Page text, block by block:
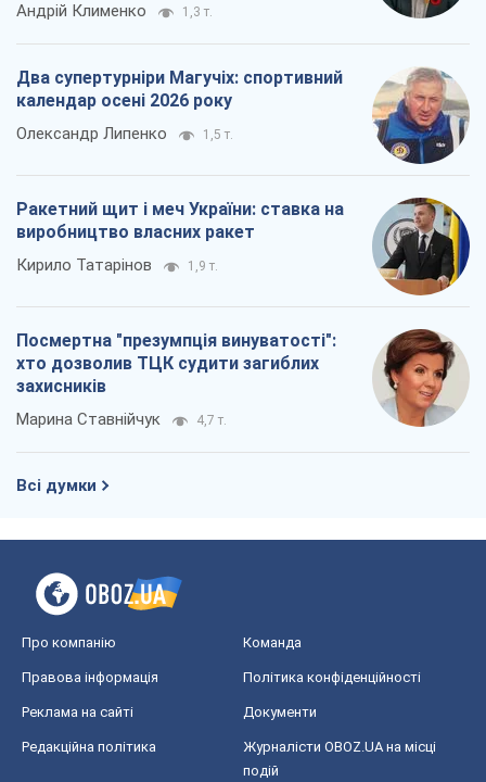
Андрій Клименко 1,3 т.
Два супертурніри Магучіх: спортивний
календар осені 2026 року
Олександр Липенко 1,5 т.
Ракетний щит і меч України: ставка на
виробництво власних ракет
Кирило Татарінов 1,9 т.
Посмертна "презумпція винуватості":
хто дозволив ТЦК судити загиблих
захисників
Марина Ставнійчук 4,7 т.
Всі думки
Про компанію Команда
Правова інформація Політика конфіденційності
Реклама на сайті Документи
Редакційна політика
Журналісти OBOZ.UA на місці
подій